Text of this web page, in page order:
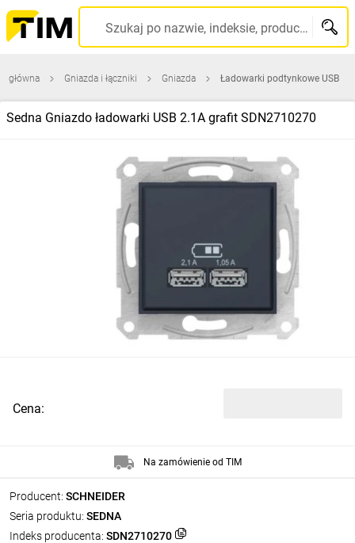
Szukaj po nazwie, indeksie, producencie, kodzie kreskowym...
główna Gniazda i łączniki Gniazda Ładowarki podtynkowe USB
Sedna Gniazdo ładowarki USB 2.1A grafit SDN2710270
Producent: SCHNEIDER
Seria produktu: SEDNA
Indeks producenta: SDN2710270
Cena:
Na zamówienie od TIM